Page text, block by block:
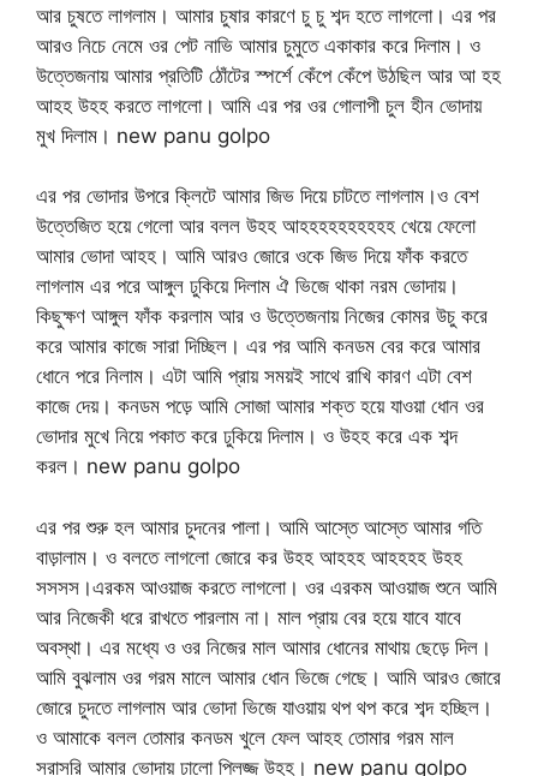
আর চুষতে লাগলাম। আমার চুষার কারণে চু চু শব্দ হতে লাগলো। এর পর
আরও নিচে নেমে ওর পেট নাভি আমার চুমুতে একাকার করে দিলাম। ও
উত্তেজনায় আমার প্রতিটি ঠোঁটের স্পর্শে কেঁপে কেঁপে উঠছিল আর আ হহ
আহহ উহহ করতে লাগলো। আমি এর পর ওর গোলাপী চুল হীন ভোদায়
মুখ দিলাম। new panu golpo
এর পর ভোদার উপরে ক্লিটে আমার জিভ দিয়ে চাটতে লাগলাম।ও বেশ
উত্তেজিত হয়ে গেলো আর বলল উহহ আহহহহহহহহহহ খেয়ে ফেলো
আমার ভোদা আহহ। আমি আরও জোরে ওকে জিভ দিয়ে ফাঁক করতে
লাগলাম এর পরে আঙ্গুল ঢুকিয়ে দিলাম ঐ ভিজে থাকা নরম ভোদায়।
কিছুক্ষণ আঙ্গুল ফাঁক করলাম আর ও উত্তেজনায় নিজের কোমর উচু করে
করে আমার কাজে সারা দিচ্ছিল। এর পর আমি কনডম বের করে আমার
ধোনে পরে নিলাম। এটা আমি প্রায় সময়ই সাথে রাখি কারণ এটা বেশ
কাজে দেয়। কনডম পড়ে আমি সোজা আমার শক্ত হয়ে যাওয়া ধোন ওর
ভোদার মুখে নিয়ে পকাত করে ঢুকিয়ে দিলাম। ও উহহ করে এক শব্দ
করল। new panu golpo
এর পর শুরু হল আমার চুদনের পালা। আমি আস্তে আস্তে আমার গতি
বাড়ালাম। ও বলতে লাগলো জোরে কর উহহ আহহহ আহহহহ উহহ
সসসস।এরকম আওয়াজ করতে লাগলো। ওর এরকম আওয়াজ শুনে আমি
আর নিজেকী ধরে রাখতে পারলাম না। মাল প্রায় বের হয়ে যাবে যাবে
অবস্থা। এর মধ্যে ও ওর নিজের মাল আমার ধোনের মাথায় ছেড়ে দিল।
আমি বুঝলাম ওর গরম মালে আমার ধোন ভিজে গেছে। আমি আরও জোরে
জোরে চুদতে লাগলাম আর ভোদা ভিজে যাওয়ায় থপ থপ করে শব্দ হচ্ছিল।
ও আমাকে বলল তোমার কনডম খুলে ফেল আহহ তোমার গরম মাল
সরাসরি আমার ভোদায় ঢালো প্লিজ্জ উহহ। new panu golpo